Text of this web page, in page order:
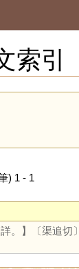
索引
) 1 - 1
。】
〔渠追切〕